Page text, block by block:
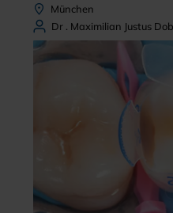
München
Dr . Maximilian Justus